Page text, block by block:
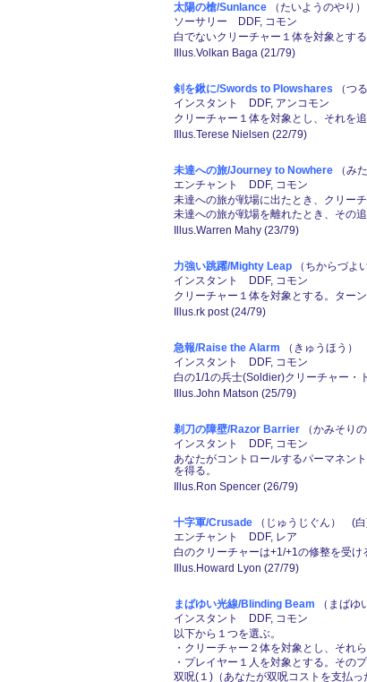
太陽の槍/Sunlance （たいようのやり
ソーサリー DDF, コモン
白でないクリーチャー１体を対象とす
Illus.Volkan Baga (21/79)
剣を鍬に/Swords to Plowshares （つ
インスタント DDF, アンコモン
クリーチャー１体を対象とし、それを
Illus.Terese Nielsen (22/79)
未達への旅/Journey to Nowhere （み
エンチャント DDF, コモン
未達への旅が戦場に出たとき、クリー
未達への旅が戦場を離れたとき、その
Illus.Warren Mahy (23/79)
力強い跳躍/Mighty Leap （ちからづ
インスタント DDF, コモン
クリーチャー１体を対象とする。ター
Illus.rk post (24/79)
急報/Raise the Alarm （きゅうほう
インスタント DDF, コモン
白の1/1の兵士(Soldier)クリーチャー・
Illus.John Matson (25/79)
剃刀の障壁/Razor Barrier （かみそり
インスタント DDF, コモン
あなたがコントロールするパーマネン
を得る。
Illus.Ron Spencer (26/79)
十字軍/Crusade （じゅうじぐん） (
エンチャント DDF, レア
白のクリーチャーは+1/+1の修整を受け
Illus.Howard Lyon (27/79)
まばゆい光線/Blinding Beam （まば
インスタント DDF, コモン
以下から１つを選ぶ。
・クリーチャー２体を対象とし、それ
・プレイヤー１人を対象とする。その
双呪(１)（あなたが双呪コストを支払っ